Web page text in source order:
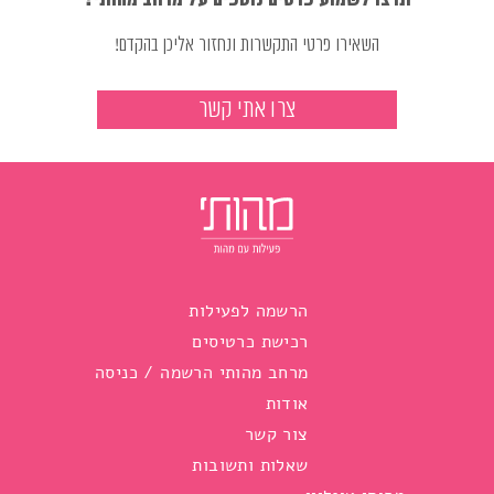
השאירו פרטי התקשרות ונחזור אליכן בהקדם!
צרו אתי קשר
הרשמה לפעילות
רכישת כרטיסים
מרחב מהותי הרשמה / כניסה
אודות
צור קשר
שאלות ותשובות